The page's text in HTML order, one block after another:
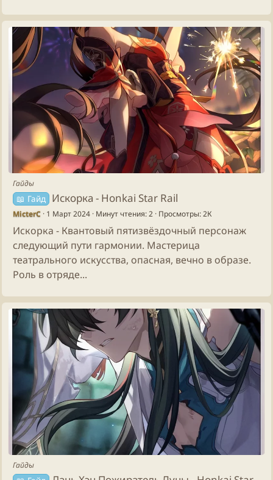
Гайды
📖 Гайд Искорка - Honkai Star Rail
MicterC 1 Март 2024 Минут чтения: 2 Просмотры: 2К
Искорка - Квантовый пятизвёздочный персонаж
следующий пути гармонии. Мастерица
театрального искусства, опасная, вечно в образе.
Роль в отряде...
Гайды